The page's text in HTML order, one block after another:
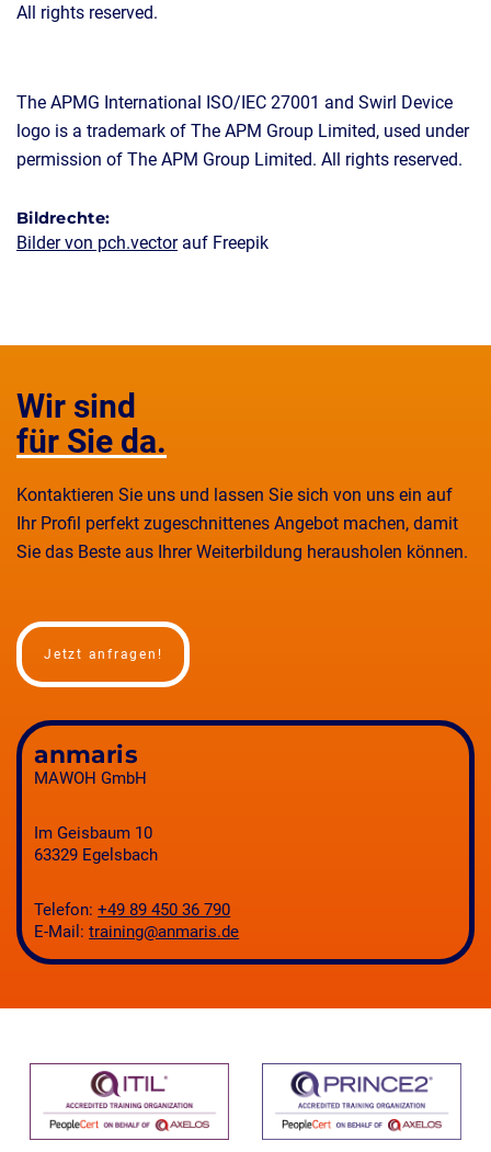
All rights reserved.
The APMG International ISO/IEC 27001 and Swirl Device
logo is a trademark of The APM Group Limited, used under
permission of The APM Group Limited. All rights reserved.
Bildrechte:
Bilder von pch.vectorauf Freepik
Wir sind
für Sie da.
Kontaktieren Sie uns und lassen Sie sich von uns ein auf
Ihr Profil perfekt zugeschnittenes Angebot machen, damit
Sie das Beste aus Ihrer Weiterbildung herausholen können.
Jetzt anfragen!
anmaris
MAWOH GmbH
Im Geisbaum 10
63329 Egelsbach
Telefon:+49 89 450 36 790
E-Mail:training@anmaris.de